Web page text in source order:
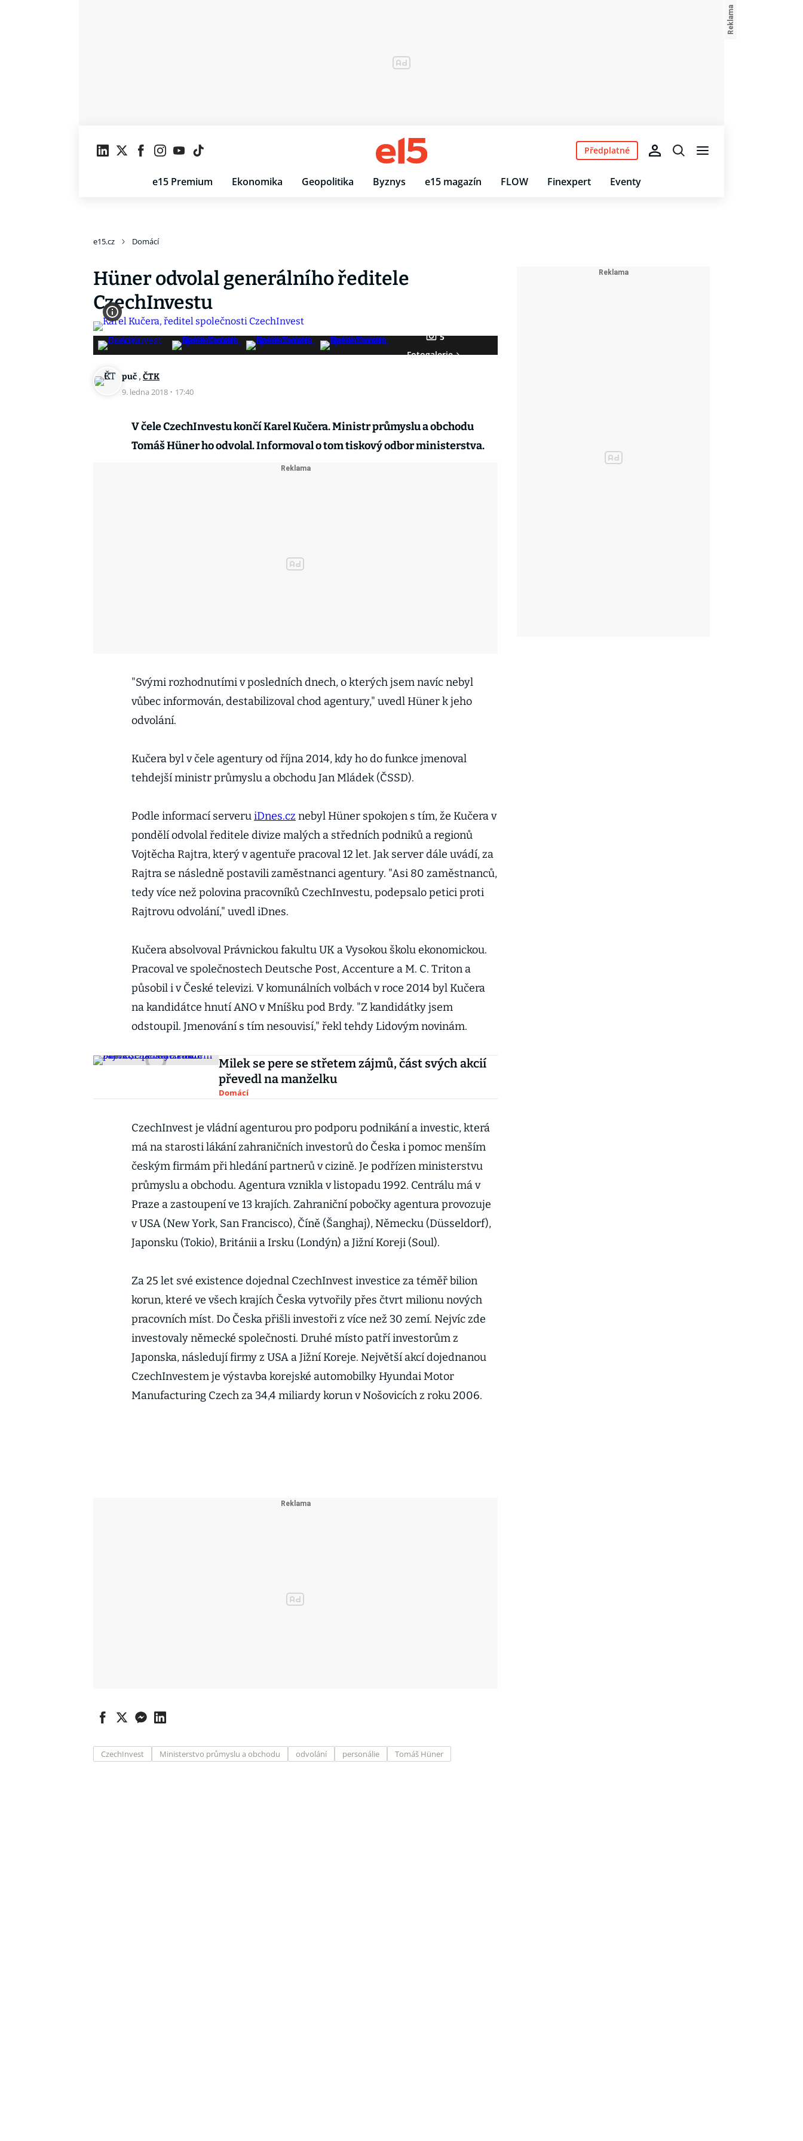
e15 Premium Ekonomika Geopolitika Byznys e15 magazín FLOW Finexpert Eventy
Předplatné
e15.cz Domácí
Hüner odvolal generálního ředitele
CzechInvestu
5
Fotogalerie
puč , ČTK
9. ledna 2018 · 17:40
V čele CzechInvestu končí Karel Kučera. Ministr průmyslu a obchodu
Tomáš Hüner ho odvolal. Informoval o tom tiskový odbor ministerstva.
"Svými rozhodnutími v posledních dnech, o kterých jsem navíc nebyl
vůbec informován, destabilizoval chod agentury," uvedl Hüner k jeho
odvolání.
Kučera byl v čele agentury od října 2014, kdy ho do funkce jmenoval
tehdejší ministr průmyslu a obchodu Jan Mládek (ČSSD).
Podle informací serveruiDnes.cz nebyl Hüner spokojen s tím, že Kučera v
pondělí odvolal ředitele divize malých a středních podniků a regionů
Vojtěcha Rajtra, který v agentuře pracoval 12 let. Jak server dále uvádí, za
Rajtra se následně postavili zaměstnanci agentury. "Asi 80 zaměstnanců,
tedy více než polovina pracovníků CzechInvestu, podepsalo petici proti
Rajtrovu odvolání," uvedl iDnes.
Kučera absolvoval Právnickou fakultu UK a Vysokou školu ekonomickou.
Pracoval ve společnostech Deutsche Post, Accenture a M. C. Triton a
působil i v České televizi. V komunálních volbách v roce 2014 byl Kučera
na kandidátce hnutí ANO v Mníšku pod Brdy. "Z kandidátky jsem
odstoupil. Jmenování s tím nesouvisí," řekl tehdy Lidovým novinám.
Milek se pere se střetem zájmů, část svých akcií
převedl na manželku
Domácí
CzechInvest je vládní agenturou pro podporu podnikání a investic, která
má na starosti lákání zahraničních investorů do Česka i pomoc menším
českým firmám při hledání partnerů v cizině. Je podřízen ministerstvu
průmyslu a obchodu. Agentura vznikla v listopadu 1992. Centrálu má v
Praze a zastoupení ve 13 krajích. Zahraniční pobočky agentura provozuje
v USA (New York, San Francisco), Číně (Šanghaj), Německu (Düsseldorf),
Japonsku (Tokio), Británii a Irsku (Londýn) a Jižní Koreji (Soul).
Za 25 let své existence dojednal CzechInvest investice za téměř bilion
korun, které ve všech krajích Česka vytvořily přes čtvrt milionu nových
pracovních míst. Do Česka přišli investoři z více než 30 zemí. Nejvíc zde
investovaly německé společnosti. Druhé místo patří investorům z
Japonska, následují firmy z USA a Jižní Koreje. Největší akcí dojednanou
CzechInvestem je výstavba korejské automobilky Hyundai Motor
Manufacturing Czech za 34,4 miliardy korun v Nošovicích z roku 2006.
CzechInvest Ministerstvo průmyslu a obchodu odvolání personálie Tomáš Hüner